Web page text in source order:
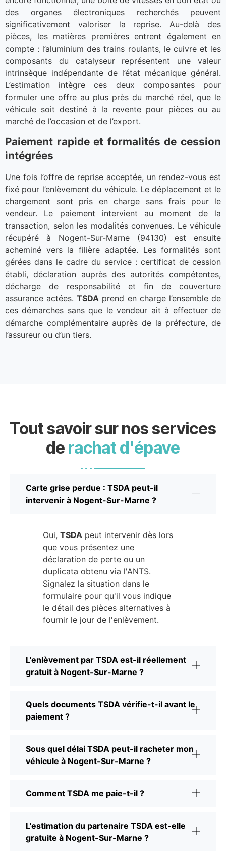
des organes électroniques recherchés peuvent
significativement valoriser la reprise. Au-delà des
pièces, les matières premières entrent également en
compte : l’aluminium des trains roulants, le cuivre et les
composants du catalyseur représentent une valeur
intrinsèque indépendante de l’état mécanique général.
L’estimation intègre ces deux composantes pour
formuler une offre au plus près du marché réel, que le
véhicule soit destiné à la revente pour pièces ou au
marché de l’occasion et de l’export.
Paiement rapide et formalités de cession
intégrées
Une fois l’offre de reprise acceptée, un rendez-vous est
fixé pour l’enlèvement du véhicule. Le déplacement et le
chargement sont pris en charge sans frais pour le
vendeur. Le paiement intervient au moment de la
transaction, selon les modalités convenues. Le véhicule
récupéré à Nogent-Sur-Marne (94130) est ensuite
acheminé vers la filière adaptée. Les formalités sont
gérées dans le cadre du service : certificat de cession
établi, déclaration auprès des autorités compétentes,
décharge de responsabilité et fin de couverture
assurance actées.TSDA prend en charge l’ensemble de
ces démarches sans que le vendeur ait à effectuer de
démarche complémentaire auprès de la préfecture, de
l’assureur ou d’un tiers.
Tout savoir sur nos services
de rachat d'épave
Carte grise perdue : TSDA peut-il
intervenir à Nogent-Sur-Marne ?
Oui, TSDA peut intervenir dès lors
que vous présentez une
déclaration de perte ou un
duplicata obtenu via l'ANTS.
Signalez la situation dans le
formulaire pour qu'il vous indique
le détail des pièces alternatives à
fournir le jour de l'enlèvement.
L'enlèvement par TSDA est-il réellement
gratuit à Nogent-Sur-Marne ?
Quels documents TSDA vérifie-t-il avant le
paiement ?
Sous quel délai TSDA peut-il racheter mon
véhicule à Nogent-Sur-Marne ?
Comment TSDA me paie-t-il ?
L'estimation du partenaire TSDA est-elle
gratuite à Nogent-Sur-Marne ?